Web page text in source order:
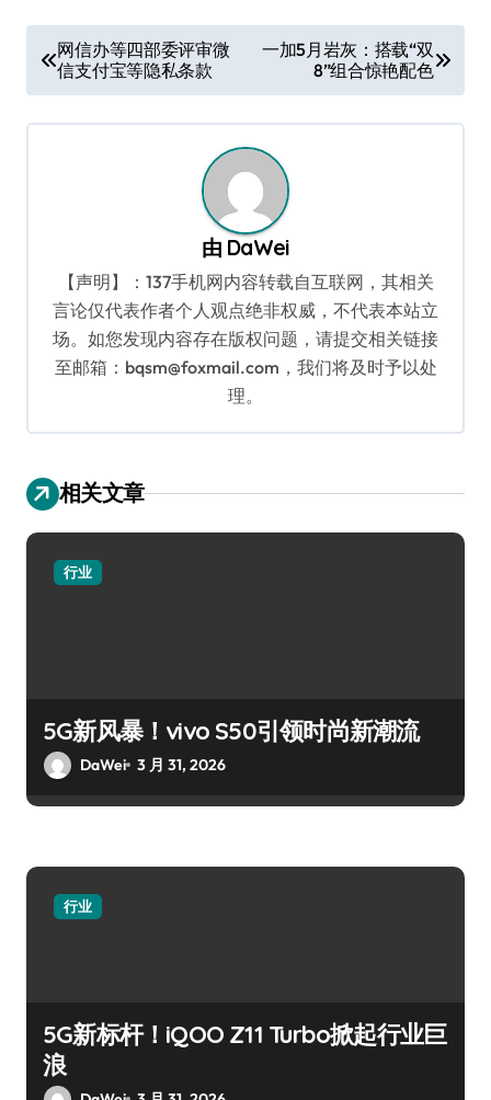
章
导
网信办等四部委评审微
信支付宝等隐私条款
一加5月岩灰：搭载“双
8”组合惊艳配色
由 DaWei
【声明】：137手机网内容转载自互联网，其相关
言论仅代表作者个人观点绝非权威，不代表本站立
场。如您发现内容存在版权问题，请提交相关链接
至邮箱：bqsm@foxmail.com，我们将及时予以处
理。
相关文章
行业
5G新风暴！vivo S50引领时尚新潮流
DaWei 3 月 31, 2026
行业
5G新标杆！iQOO Z11 Turbo掀起行业巨
浪